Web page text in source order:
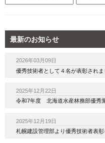
最新のお知らせ
2026年03月09日
優秀技術者として４名が表彰されま
2025年12月22日
令和7年度 北海道水産林務部優秀
2025年12月19日
札幌建設管理部より優秀技術者表